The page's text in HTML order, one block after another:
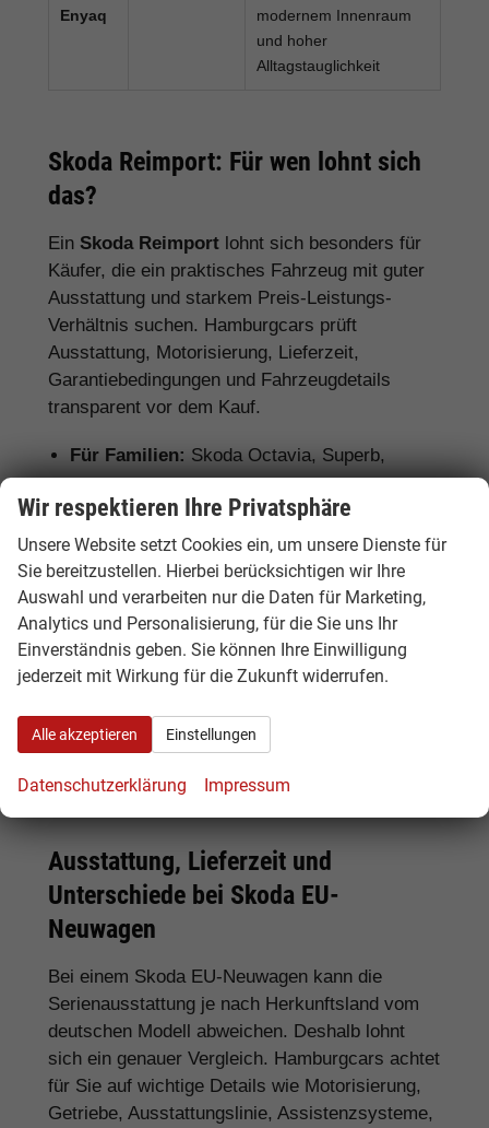
Enyaq
modernem Innenraum
und hoher
Alltagstauglichkeit
Skoda Reimport: Für wen lohnt sich
das?
Ein Skoda Reimport lohnt sich besonders für
Käufer, die ein praktisches Fahrzeug mit guter
Ausstattung und starkem Preis-Leistungs-
Verhältnis suchen. Hamburgcars prüft
Ausstattung, Motorisierung, Lieferzeit,
Garantiebedingungen und Fahrzeugdetails
transparent vor dem Kauf.
Für Familien: Skoda Octavia, Superb,
Für Pendler:
Skoda Fabia, Scala, Octavia
und Kamiq
Für Vielfahrer:Skoda Octavia, Superb und
Diesel- oder Automatikmodelle
Für SUV-Fans:Skoda Kamiq, Karoq, Kodiaq
Für Elektroauto-Interessenten:
Enyaq und weitere elektrische Skoda Modelle
Ausstattung, Lieferzeit und
Unterschiede bei Skoda EU-
Neuwagen
Bei einem Skoda EU-Neuwagen kann die
Serienausstattung je nach Herkunftsland vom
deutschen Modell abweichen. Deshalb lohnt
sich ein genauer Vergleich. Hamburgcars achtet
für Sie auf wichtige Details wie Motorisierung,
Getriebe, Ausstattungslinie, Assistenzsysteme,
Wir respektieren Ihre Privatsphäre
Unsere Website setzt Cookies ein, um unsere Dienste für
Sie bereitzustellen. Hierbei berücksichtigen wir Ihre
Auswahl und verarbeiten nur die Daten für Marketing,
Analytics und Personalisierung, für die Sie uns Ihr
Einverständnis geben. Sie können Ihre Einwilligung
jederzeit mit Wirkung für die Zukunft widerrufen.
Alle akzeptieren Einstellungen
Datenschutzerklärung Impressum